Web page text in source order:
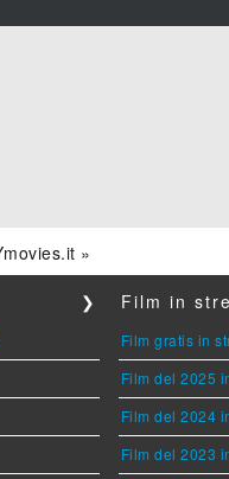
»
❯ Film in
Film gratis in
Film del 2025
Film del 2024
Film del 2023